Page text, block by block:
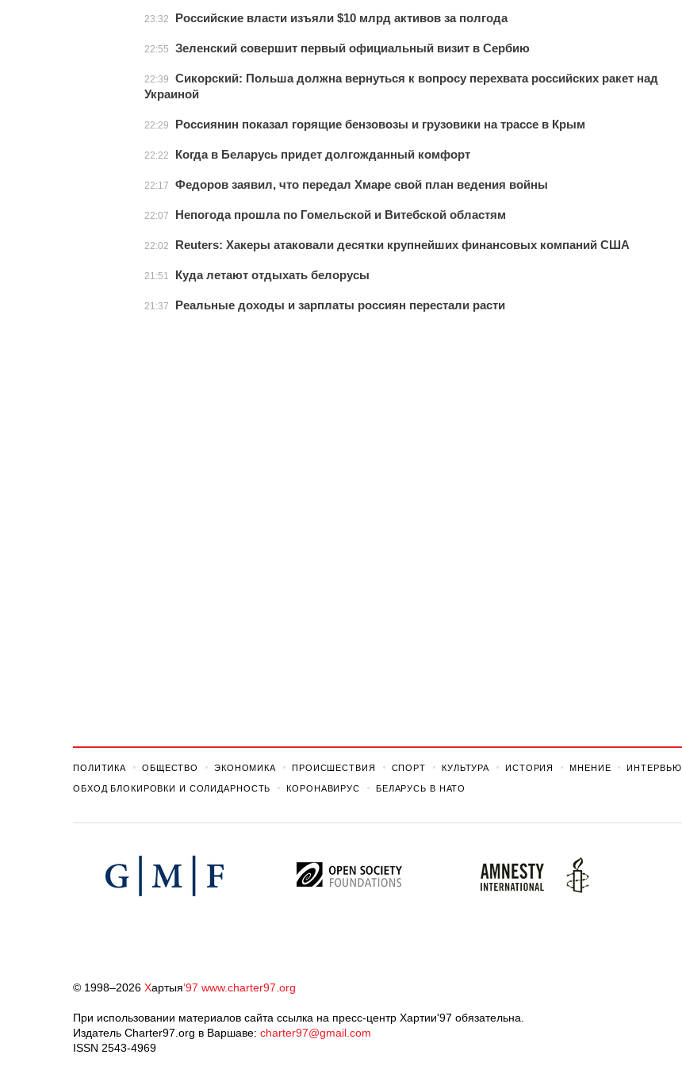
23:32 Российские власти изъяли $10 млрд активов за полгода
22:55 Зеленский совершит первый официальный визит в Сербию
22:39
Сикорский: Польша должна вернуться к вопросу перехвата российских ракет над
Украиной
22:29 Россиянин показал горящие бензовозы и грузовики на трассе в Крым
22:22 Когда в Беларусь придет долгожданный комфорт
22:17 Федоров заявил, что передал Хмаре свой план ведения войны
22:07 Непогода прошла по Гомельской и Витебской областям
22:02 Reuters: Хакеры атаковали десятки крупнейших финансовых компаний США
21:51 Куда летают отдыхать белорусы
21:37 Реальные доходы и зарплаты россиян перестали расти
ПОЛИТИКА ОБЩЕСТВО ЭКОНОМИКА ПРОИСШЕСТВИЯ СПОРТ КУЛЬТУРА ИСТОРИЯ МНЕНИЕ ИНТЕРВЬЮ
ОБХОД БЛОКИРОВКИ И СОЛИДАРНОСТЬ КОРОНАВИРУС БЕЛАРУСЬ В НАТО
© 1998–2026 Хартыя’97 www.charter97.org
При использовании материалов сайта ссылка на пресс-центр Хартии'97 обязательна.
Издатель Charter97.org в Варшаве: charter97@gmail.com
ISSN 2543-4969